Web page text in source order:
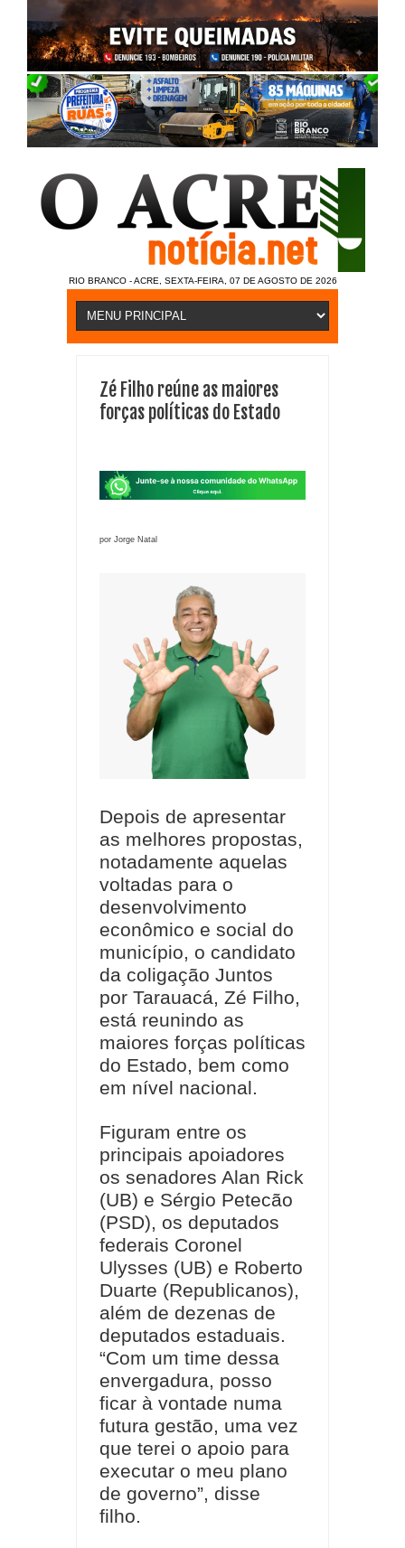
RIO BRANCO - ACRE, SEXTA-FEIRA, 07 DE AGOSTO DE 2026
Zé Filho reúne as maiores
forças políticas do Estado
por Jorge Natal
Depois de apresentar
as melhores propostas,
notadamente aquelas
voltadas para o
desenvolvimento
econômico e social do
município, o candidato
da coligação Juntos
por Tarauacá, Zé Filho,
está reunindo as
maiores forças políticas
do Estado, bem como
em nível nacional.
Figuram entre os
principais apoiadores
os senadores Alan Rick
(UB) e Sérgio Petecão
(PSD), os deputados
federais Coronel
Ulysses (UB) e Roberto
Duarte (Republicanos),
além de dezenas de
deputados estaduais.
“Com um time dessa
envergadura, posso
ficar à vontade numa
futura gestão, uma vez
que terei o apoio para
executar o meu plano
de governo”, disse
filho.